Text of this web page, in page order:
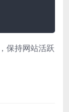
保持网站活跃